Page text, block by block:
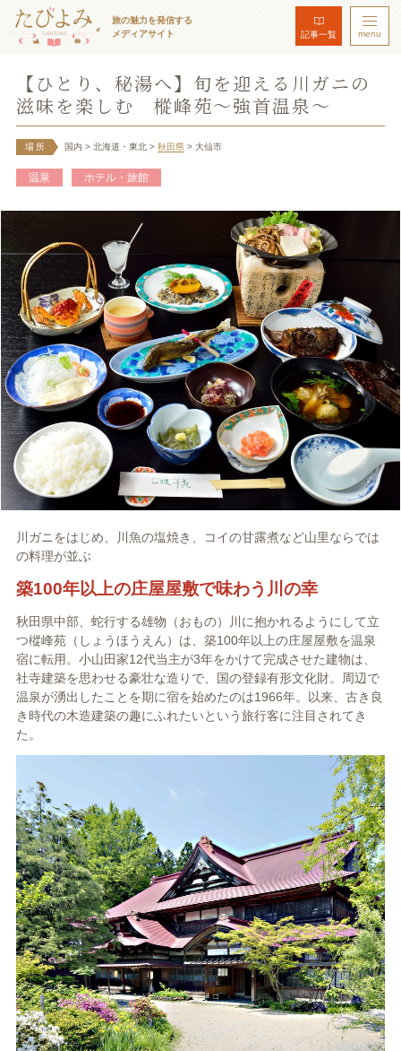
旅の魅力を発信する
メディアサイト
記事一覧 menu
【ひとり、秘湯へ】旬を迎える川ガニの
滋味を楽しむ 樅峰苑～強首温泉～
場所 国内 > 北海道・東北 > 秋田県 > 大仙市
温泉 ホテル・旅館
川ガニをはじめ、川魚の塩焼き、コイの甘露煮など山里ならでは
の料理が並ぶ
築100年以上の庄屋屋敷で味わう川の幸
秋田県中部、蛇行する雄物（おもの）川に抱かれるようにして立
つ樅峰苑（しょうほうえん）は、築100年以上の庄屋屋敷を温泉
宿に転用。小山田家12代当主が3年をかけて完成させた建物は、
社寺建築を思わせる豪壮な造りで、国の登録有形文化財。周辺で
温泉が湧出したことを期に宿を始めたのは1966年。以来、古き良
き時代の木造建築の趣にふれたいという旅行客に注目されてき
た。